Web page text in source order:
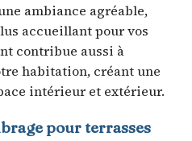
ambiance agréable,
accueillant pour vos
contribue aussi à
habitation, créant une
intérieur et extérieur.
pour terrasses